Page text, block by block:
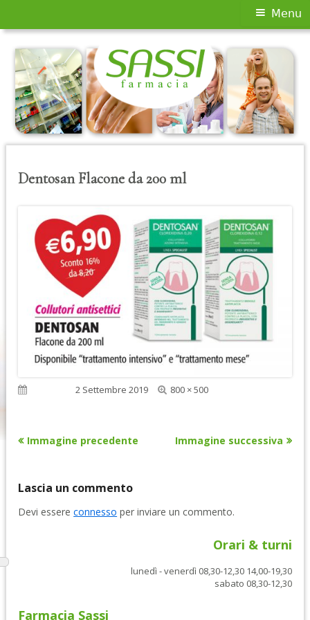
contenuto
principale
Menu
Dentosan Flacone da 200 ml
Pubblicato2 Settembre 2019
Dimensione
800 × 500
Immagine precedente Immagine successiva
Lascia un commento
Devi essereconnesso per inviare un commento.
Orari & turni
lunedì - venerdì 08,30-12,30 14,00-19,30
sabato 08,30-12,30
Farmacia Sassi